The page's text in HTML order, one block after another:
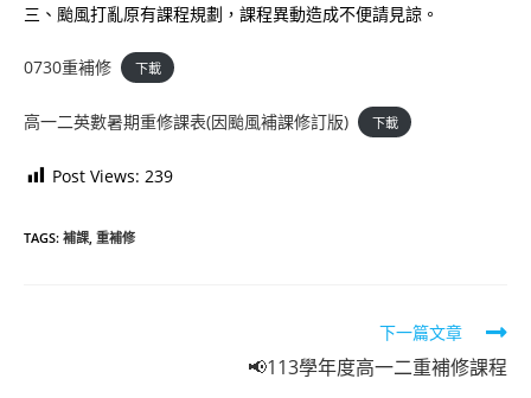
三、颱風打亂原有課程規劃，課程異動造成不便請見諒。
0730重補修 下載
高一二英數暑期重修課表(因颱風補課修訂版) 下載
Post Views: 239
TAGS: 補課 重補修
下一篇文章
📢113學年度高一二重補修課程